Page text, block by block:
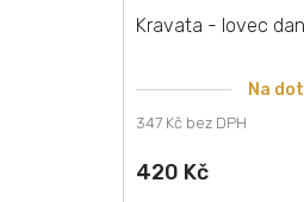
Kravata - lovec
Na
347 Kč bez DPH
420 Kč